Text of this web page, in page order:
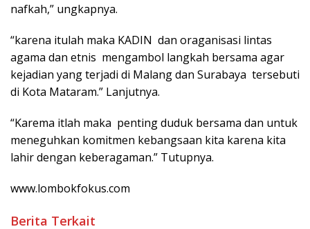
nafkah,” ungkapnya.
“karena itulah maka KADIN dan oraganisasi lintas
agama dan etnis mengambol langkah bersama agar
kejadian yang terjadi di Malang dan Surabaya tersebuti
di Kota Mataram.” Lanjutnya.
“Karema itlah maka penting duduk bersama dan untuk
meneguhkan komitmen kebangsaan kita karena kita
lahir dengan keberagaman.” Tutupnya.
www.lombokfokus.com
Berita Terkait